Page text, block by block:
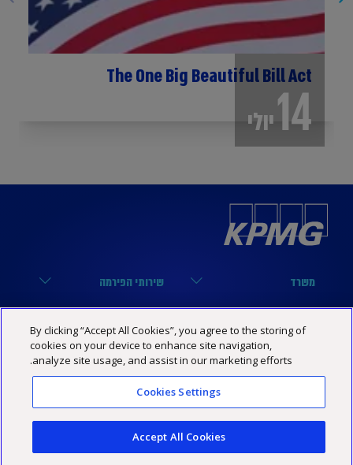
14יולי
The One Big Beautiful Bill Act
משרד
הארבעה 17, תל אביב
03-6848000
03-6848444
Israel@kpmg.com
שירותי הפירמה
מערך הביקורת
מערך המיסים
מערך היעוץ
נבחרת טכנולוגיה
הסיפור שלנו
קריירה
KPMG SOCIAL MEDIA
Facebook
Linkedin
מדיניות פרטיות הצהרת נגישות תנאי האתר
By clicking “Accept All Cookies”, you agree to the storing of
cookies on your device to enhance site navigation,
analyze site usage, and assist in our marketing efforts.
Cookies Settings
Accept All Cookies